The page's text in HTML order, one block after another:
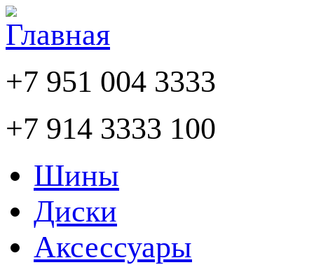
+7 951 004 3333
+7 914 3333 100
Шины
Диски
Аксессуары